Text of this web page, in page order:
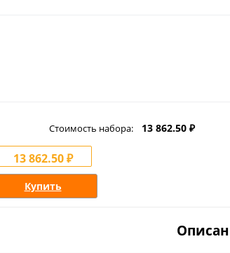
Стоимость набора: 13 862.50 ₽
13 862.50 ₽
Купить